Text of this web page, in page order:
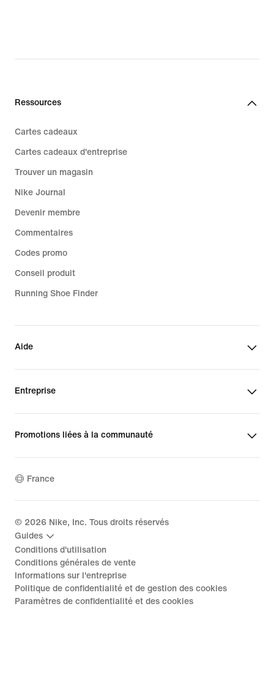
Ressources
Cartes cadeaux
Cartes cadeaux d'entreprise
Trouver un magasin
Nike Journal
Devenir membre
Commentaires
Codes promo
Conseil produit
Running Shoe Finder
Aide
Entreprise
Promotions liées à la communauté
France
© 2026 Nike, Inc. Tous droits réservés
Guides
Conditions d'utilisation
Conditions générales de vente
Informations sur l'entreprise
Politique de confidentialité et de gestion des cookies
Paramètres de confidentialité et des cookies